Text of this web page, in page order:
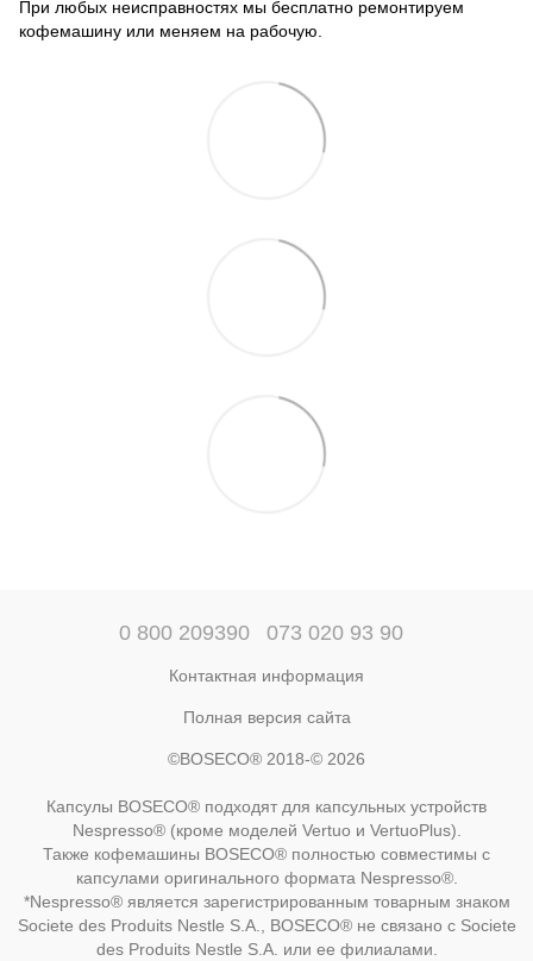
При любых неисправностях мы бесплатно ремонтируем
кофемашину или меняем на рабочую.
0 800 209390 073 020 93 90
Контактная информация
Полная версия сайта
©BOSECO® 2018-© 2026
Капсулы BOSECO® подходят для капсульных устройств
Nespresso® (кроме моделей Vertuo и VertuoPlus).
Также кофемашины BOSECO® полностью совместимы с
капсулами оригинального формата Nespresso®.
*Nespresso® является зарегистрированным товарным знаком
Societe des Produits Nestle S.A., BOSECO® не связано с Societe
des Produits Nestle S.A. или ее филиалами.